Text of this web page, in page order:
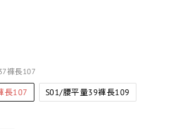
褲長107
長107 S01/腰平量39褲長109